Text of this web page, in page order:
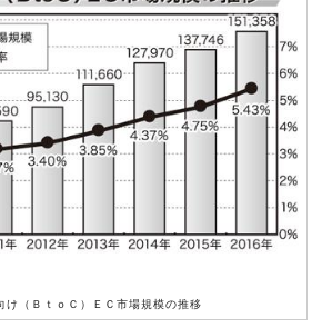
け（ＢｔｏＣ）ＥＣ市場規模の推移